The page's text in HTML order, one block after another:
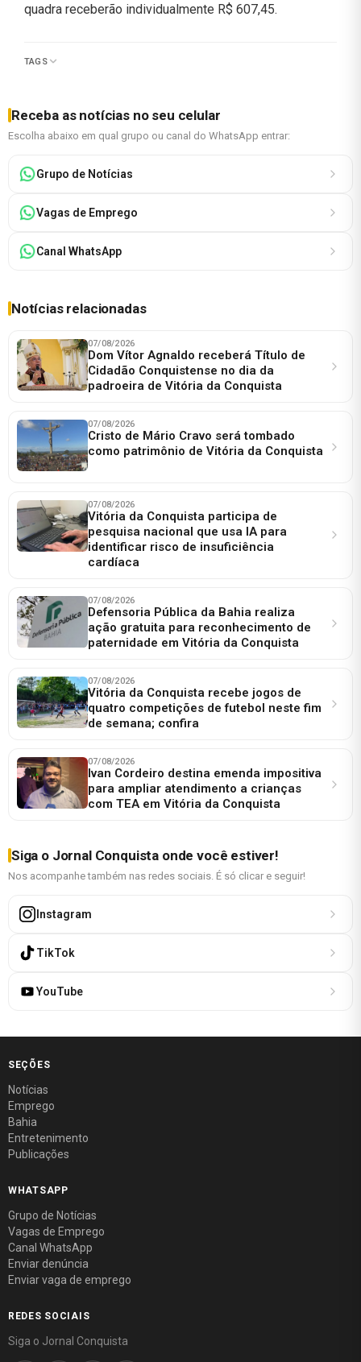
quadra receberão individualmente R$ 607,45.
TAGS
Receba as notícias no seu celular
Escolha abaixo em qual grupo ou canal do WhatsApp entrar:
Grupo de Notícias
Vagas de Emprego
Canal WhatsApp
Notícias relacionadas
07/08/2026
Dom Vítor Agnaldo receberá Título de
Cidadão Conquistense no dia da
padroeira de Vitória da Conquista
07/08/2026
Cristo de Mário Cravo será tombado
como patrimônio de Vitória da Conquista
07/08/2026
Vitória da Conquista participa de
pesquisa nacional que usa IA para
identificar risco de insuficiência
cardíaca
07/08/2026
Defensoria Pública da Bahia realiza
ação gratuita para reconhecimento de
paternidade em Vitória da Conquista
07/08/2026
Vitória da Conquista recebe jogos de
quatro competições de futebol neste fim
de semana; confira
07/08/2026
Ivan Cordeiro destina emenda impositiva
para ampliar atendimento a crianças
com TEA em Vitória da Conquista
Siga o Jornal Conquista onde você estiver!
Nos acompanhe também nas redes sociais. É só clicar e seguir!
Instagram
TikTok
YouTube
SEÇÕES
Notícias
Emprego
Bahia
Entretenimento
Publicações
WHATSAPP
Grupo de Notícias
Vagas de Emprego
Canal WhatsApp
Enviar denúncia
Enviar vaga de emprego
REDES SOCIAIS
Siga o Jornal Conquista